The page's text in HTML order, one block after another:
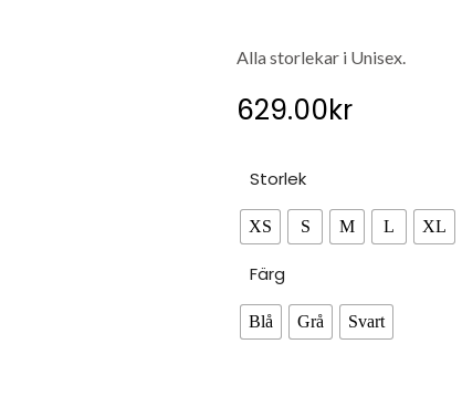
Alla storlekar i Unisex.
629.00kr
Storlek
XS S M L XL
Färg
Blå Grå Svart